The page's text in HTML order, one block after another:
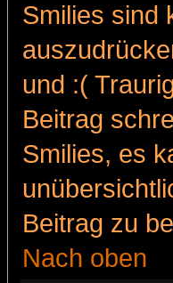
Smilies sind
und :(
Beitrag
Smilies, es
Beitrag zu
Nach oben